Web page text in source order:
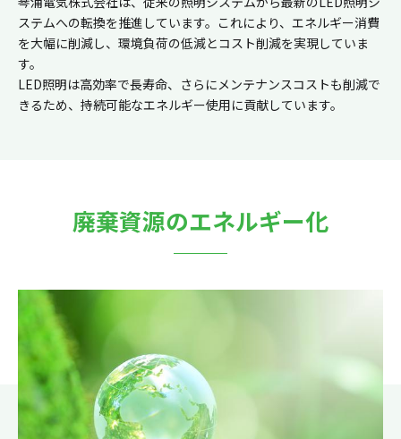
ステムへの転換を推進しています。これにより、エネルギー消費
を大幅に削減し、環境負荷の低減とコスト削減を実現していま
す。
LED照明は高効率で長寿命、さらにメンテナンスコストも削減で
きるため、持続可能なエネルギー使用に貢献しています。
廃棄資源のエネルギー化